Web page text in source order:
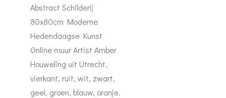
Abstract Schilderij
80x80cm Moderne
Hedendaagse Kunst
Online muur Artist Amber
Houweling uit Utrecht,
vierkant, ruit, wit, zwart,
geel, groen, blauw, oranje.